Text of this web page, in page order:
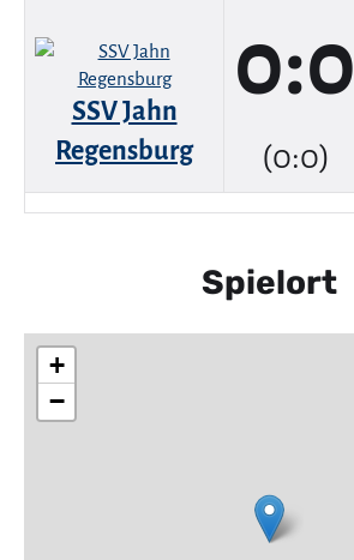
SSV Jahn
Regensburg
0:0
(0:0)
Spielort
+
−